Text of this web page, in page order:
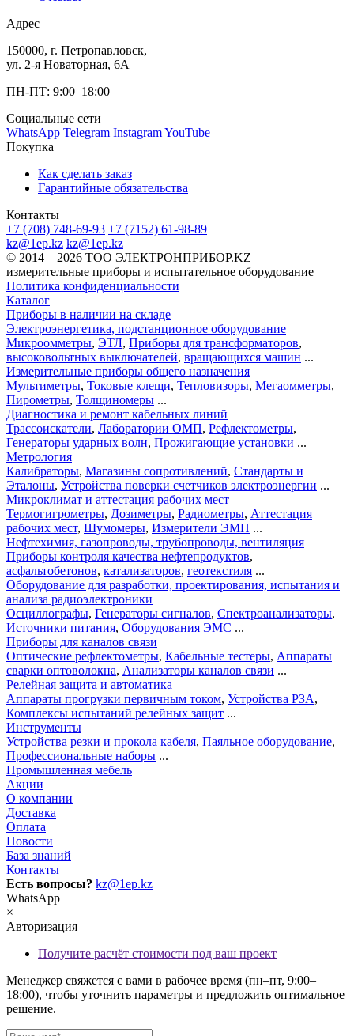
Адрес
150000, г. Петропавловск,
ул. 2-я Новаторная, 6А
ПН-ПТ: 9:00–18:00
Социальные сети
WhatsApp Telegram InstagramYouTube
Покупка
Как сделать заказ
Гарантийные обязательства
Контакты
+7 (708) 748-69-93 +7 (7152) 61-98-89
kz@1ep.kz kz@1ep.kz
©️ 2014—2026 ТОО ЭЛЕКТРОНПРИБОР.KZ —
измерительные приборы и испытательное оборудование
Политика конфиденциальности
Каталог
Приборы в наличии на складе
Электроэнергетика, подстанционное оборудование
Микроомметры, ЭТЛ, Приборы для трансформаторов,
высоковольтных выключателей, вращающихся машин ...
Измерительные приборы общего назначения
Мультиметры, Токовые клещи, Тепловизоры, Мегаомметры,
Пирометры, Толщиномеры ...
Диагностика и ремонт кабельных линий
Трассоискатели, Лаборатории ОМП, Рефлектометры,
Генераторы ударных волн, Прожигающие установки ...
Метрология
Калибраторы, Магазины сопротивлений, Стандарты и
Эталоны, Устройства поверки счетчиков электроэнергии ...
Микроклимат и аттестация рабочих мест
Термогигрометры, Дозиметры, Радиометры, Аттестация
рабочих мест, Шумомеры, Измерители ЭМП ...
Нефтехимия, газопроводы, трубопроводы, вентиляция
Приборы контроля качества нефтепродуктов,
асфальтобетонов, катализаторов, геотекстиля ...
Оборудование для разработки, проектирования, испытания и
анализа радиоэлектроники
Осциллографы, Генераторы сигналов, Спектроанализаторы,
Источники питания, Оборудования ЭМС ...
Приборы для каналов связи
Оптические рефлектометры, Кабельные тестеры, Аппараты
сварки оптоволокна, Анализаторы каналов связи ...
Релейная защита и автоматика
Аппараты прогрузки первичным током, Устройства РЗА,
Комплексы испытаний релейных защит ...
Инструменты
Устройства резки и прокола кабеля, Паяльное оборудование,
Профессиональные наборы ...
Промышленная мебель
Акции
О компании
Доставка
Оплата
Новости
База знаний
Контакты
Есть вопросы? kz@1ep.kz
WhatsApp
×
Авторизация
Получите расчёт стоимости под ваш проект
Менеджер свяжется с вами в рабочее время (пн–пт, 9:00–
18:00), чтобы уточнить параметры и предложить оптимальное
решение.